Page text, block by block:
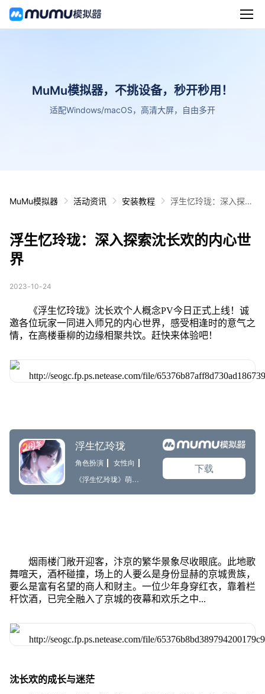
MuMu模拟器，不挑设备，秒开秒用！
适配Windows/macOS，高清大屏，自由多开
MuMu模拟器 活动资讯 安装教程
浮生忆玲珑：深入探索
浮生忆玲珑：深入探索沈长欢的内心世
界
2023-10-24
《浮生忆玲珑》沈长欢个人概念PV今日正式上线！诚
邀各位玩家一同进入师兄的内心世界，感受相逢时的意气之
情，在高楼垂柳的边缘相聚共饮。赶快来体验吧！
烟雨楼门敞开迎客，汴京的繁华景象尽收眼底。此地歌
舞喧天，酒杯碰撞，场上的人要么是身份显赫的京城贵族，
要么是富有名望的商人和财主。一位少年身穿红衣，靠着栏
杆饮酒，已完全融入了京城的夜幕和欢乐之中...
沈长欢的成长与迷茫